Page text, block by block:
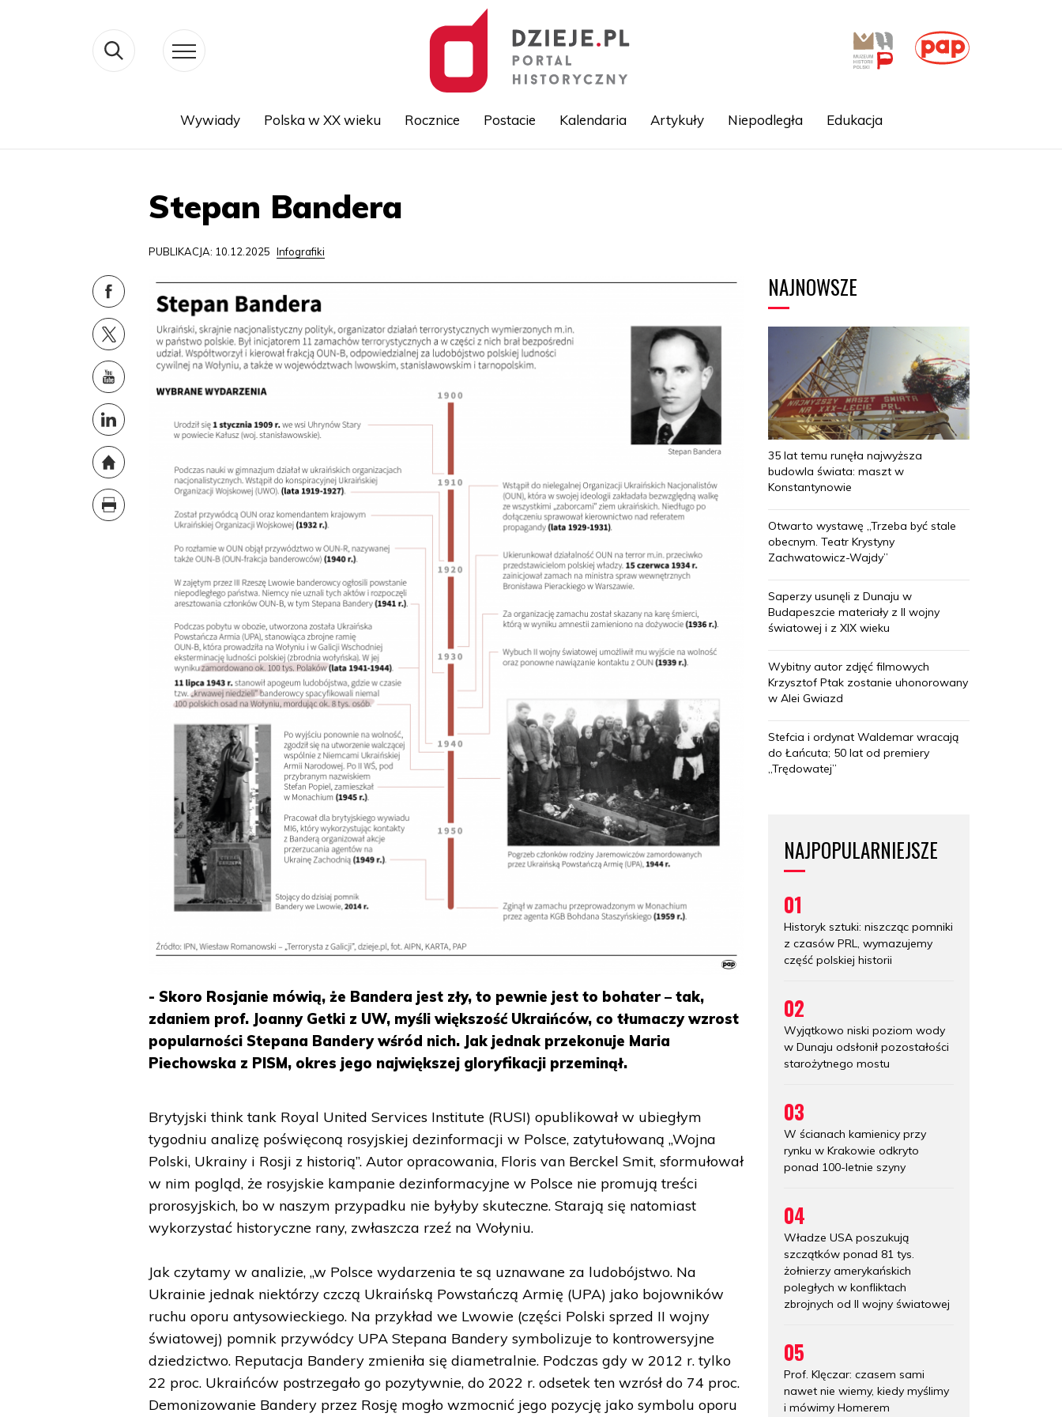
Wywiady Polska w XX wieku Rocznice Postacie Kalendaria Artykuły Niepodległa Edukacja
Stepan Bandera
PUBLIKACJA: 10.12.2025 Infografiki
- Skoro Rosjanie mówią, że Bandera jest zły, to pewnie jest to bohater – tak,
zdaniem prof. Joanny Getki z UW, myśli większość Ukraińców, co tłumaczy wzrost
popularności Stepana Bandery wśród nich. Jak jednak przekonuje Maria
Piechowska z PISM, okres jego największej gloryfikacji przeminął.
Brytyjski think tank Royal United Services Institute (RUSI) opublikował w ubiegłym
tygodniu analizę poświęconą rosyjskiej dezinformacji w Polsce, zatytułowaną „Wojna
Polski, Ukrainy i Rosji z historią”. Autor opracowania, Floris van Berckel Smit, sformułował
w nim pogląd, że rosyjskie kampanie dezinformacyjne w Polsce nie promują treści
prorosyjskich, bo w naszym przypadku nie byłyby skuteczne. Starają się natomiast
wykorzystać historyczne rany, zwłaszcza rzeź na Wołyniu.
Jak czytamy w analizie, „w Polsce wydarzenia te są uznawane za ludobójstwo. Na
Ukrainie jednak niektórzy czczą Ukraińską Powstańczą Armię (UPA) jako bojowników
ruchu oporu antysowieckiego. Na przykład we Lwowie (części Polski sprzed II wojny
światowej) pomnik przywódcy UPA Stepana Bandery symbolizuje to kontrowersyjne
dziedzictwo. Reputacja Bandery zmieniła się diametralnie. Podczas gdy w 2012 r. tylko
22 proc. Ukraińców postrzegało go pozytywnie, do 2022 r. odsetek ten wzrósł do 74 proc.
Demonizowanie Bandery przez Rosję mogło wzmocnić jego pozycję jako symbolu oporu
NAJNOWSZE
35 lat temu runęła najwyższa
budowla świata: maszt w
Konstantynowie
Otwarto wystawę „Trzeba być stale
obecnym. Teatr Krystyny
Zachwatowicz-Wajdy”
Saperzy usunęli z Dunaju w
Budapeszcie materiały z II wojny
światowej i z XIX wieku
Wybitny autor zdjęć filmowych
Krzysztof Ptak zostanie uhonorowany
w Alei Gwiazd
Stefcia i ordynat Waldemar wracają
do Łańcuta; 50 lat od premiery
„Trędowatej”
NAJPOPULARNIEJSZE
01
Historyk sztuki: niszcząc pomniki
z czasów PRL, wymazujemy
część polskiej historii
02
Wyjątkowo niski poziom wody
w Dunaju odsłonił pozostałości
starożytnego mostu
03
W ścianach kamienicy przy
rynku w Krakowie odkryto
ponad 100-letnie szyny
04
Władze USA poszukują
szczątków ponad 81 tys.
żołnierzy amerykańskich
poległych w konfliktach
zbrojnych od II wojny światowej
05
Prof. Klęczar: czasem sami
nawet nie wiemy, kiedy myślimy
i mówimy Homerem